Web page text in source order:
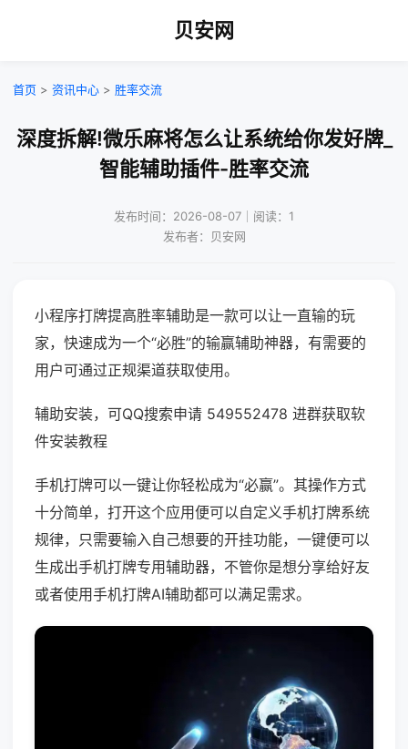
贝安网
首页 > 资讯中心 > 胜率交流
深度拆解!微乐麻将怎么让系统给你发好牌_
智能辅助插件-胜率交流
发布时间：2026-08-07｜阅读：1
发布者：贝安网
小程序打牌提高胜率辅助是一款可以让一直输的玩
家，快速成为一个“必胜”的输赢辅助神器，有需要的
用户可通过正规渠道获取使用。
辅助安装，可QQ搜索申请 549552478 进群获取软
件安装教程
手机打牌可以一键让你轻松成为“必赢”。其操作方式
十分简单，打开这个应用便可以自定义手机打牌系统
规律，只需要输入自己想要的开挂功能，一键便可以
生成出手机打牌专用辅助器，不管你是想分享给好友
或者使用手机打牌AI辅助都可以满足需求。